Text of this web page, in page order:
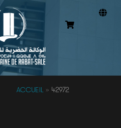
ACCUEIL » 42972